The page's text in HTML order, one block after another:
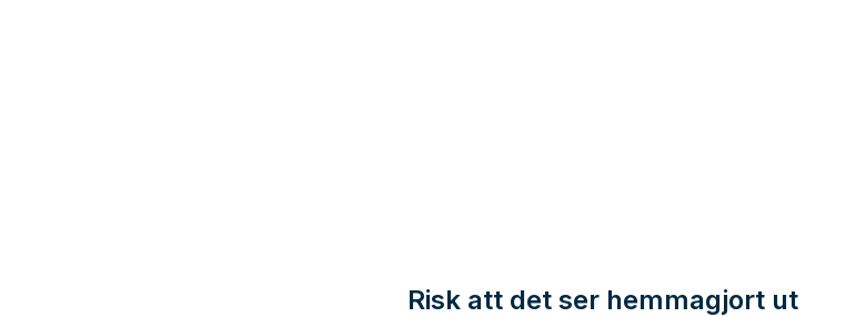
Risk att det ser hemmagjort ut